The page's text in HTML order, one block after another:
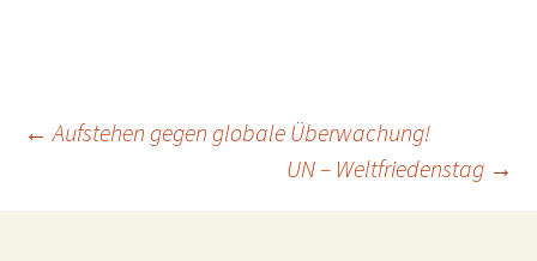
Beitrags-
Navigation
← Aufstehen gegen globale Überwachung!
UN – Weltfriedenstag →